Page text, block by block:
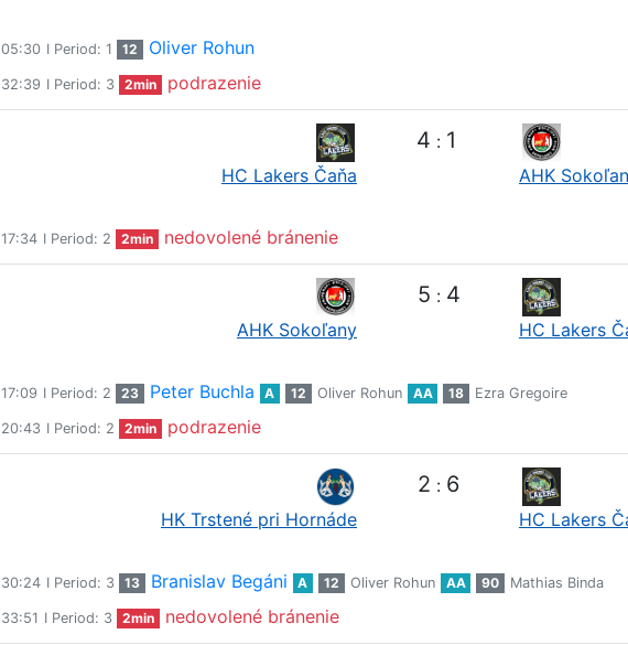
05:30 I Period: 1 12 Oliver Rohun
32:39 I Period: 3 2min podrazenie
HC Lakers Čaňa
4 : 1
AHK
17:34 I Period: 2 2min nedovolené bránenie
AHK Sokoľany
5 : 4
HC Lakers
17:09 I Period: 2 23 Peter Buchla A 12 Oliver Rohun AA 18 Ezra Gregoire
20:43 I Period: 2 2min podrazenie
HK Trstené pri Hornáde
2 : 6
HC Lakers
30:24 I Period: 3 13 Branislav Begáni A 12 Oliver Rohun AA 90 Mathias Binda
33:51 I Period: 3 2min nedovolené bránenie